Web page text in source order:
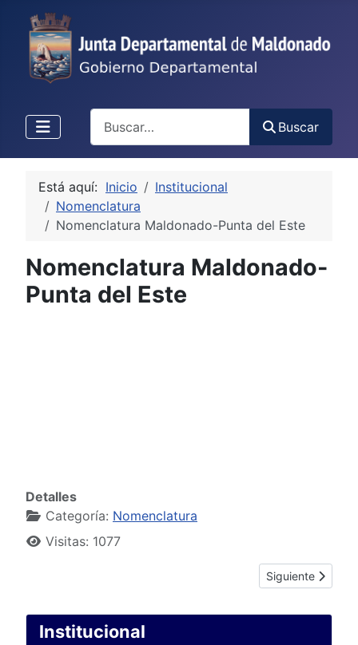
Buscar
Institucional
Está aquí: Inicio
Institucional
Nomenclatura
Nomenclatura Maldonado-Punta del Este
Nomenclatura Maldonado-
Punta del Este
Detalles
Categoría: Nomenclatura
Visitas: 1077
Artículo
Siguiente